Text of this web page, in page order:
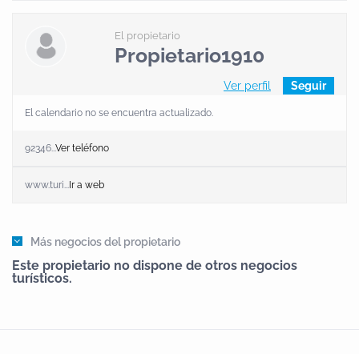
El propietario
Propietario1910
Ver perfil Seguir
El calendario no se encuentra actualizado.
92346...Ver teléfono
www.turi... Ir a web
Más negocios del propietario
Este propietario no dispone de otros negocios
turísticos.